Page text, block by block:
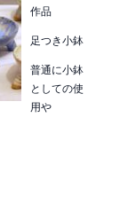
作品
足つき小鉢
普通に小鉢
としての使
用や